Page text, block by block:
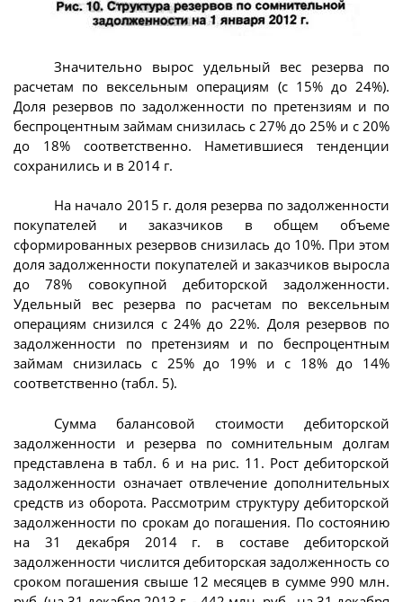
Значительно вырос удельный вес резерва по
расчетам по вексельным операциям (с 15% до 24%).
Доля резервов по задолженности по претензиям и по
беспроцентным займам снизилась с 27% до 25% и с 20%
до 18% соответственно. Наметившиеся тенденции
сохранились и в 2014 г.
На начало 2015 г. доля резерва по задолженности
покупателей и заказчиков в общем объеме
сформированных резервов снизилась до 10%. При этом
доля задолженности покупателей и заказчиков выросла
до 78% совокупной дебиторской задолженности.
Удельный вес резерва по расчетам по вексельным
операциям снизился с 24% до 22%. Доля резервов по
задолженности по претензиям и по беспроцентным
займам снизилась с 25% до 19% и с 18% до 14%
соответственно (табл. 5).
Сумма балансовой стоимости дебиторской
задолженности и резерва по сомнительным долгам
представлена в табл. 6 и на рис. 11. Рост дебиторской
задолженности означает отвлечение дополнительных
средств из оборота. Рассмотрим структуру дебиторской
задолженности по срокам до погашения. По состоянию
на 31 декабря 2014 г. в составе дебиторской
задолженности числится дебиторская задолженность со
сроком погашения свыше 12 месяцев в сумме 990 млн.